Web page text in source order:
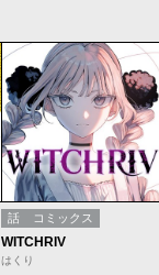
話 コミックス
WITCHRIV
はくり